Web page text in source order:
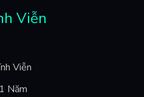
Viễn
Viễn
Năm